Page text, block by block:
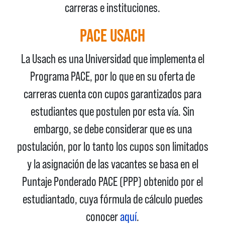
carreras e instituciones.
PACE USACH
La Usach es una Universidad que implementa el
Programa PACE, por lo que en su oferta de
carreras cuenta con cupos garantizados para
estudiantes que postulen por esta vía. Sin
embargo, se debe considerar que es una
postulación, por lo tanto los cupos son limitados
y la asignación de las vacantes se basa en el
Puntaje Ponderado PACE (PPP) obtenido por el
estudiantado, cuya fórmula de cálculo puedes
conoceraquí.